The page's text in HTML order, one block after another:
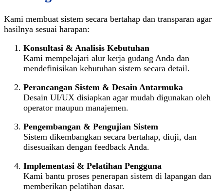
Kami membuat sistem secara bertahap dan transparan agar
hasilnya sesuai harapan:
Konsultasi & Analisis Kebutuhan
Kami mempelajari alur kerja gudang Anda dan
mendefinisikan kebutuhan sistem secara detail.
Perancangan Sistem & Desain Antarmuka
Desain UI/UX disiapkan agar mudah digunakan oleh
operator maupun manajemen.
Pengembangan & Pengujian Sistem
Sistem dikembangkan secara bertahap, diuji, dan
disesuaikan dengan feedback Anda.
Implementasi & Pelatihan Pengguna
Kami bantu proses penerapan sistem di lapangan dan
memberikan pelatihan dasar.